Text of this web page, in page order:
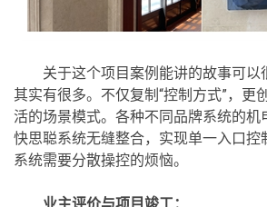
关于这个项目案例能讲的故事可以
其实有很多。不仅复制“控制方式”，更
活的场景模式。各种不同品牌系统的机
快思聪系统无缝整合，实现单一入口控
系统需要分散操控的烦恼。